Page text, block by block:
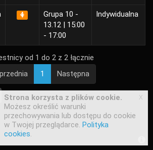
Grupa 10 -
13.12 | 15:00
- 17:00
Indywidualna
od 1 do 2 z 2 łącznie
1 Następna
Strona korzysta z plików cookie.
Możesz określić warunki
przechowywania lub dostępu do cookie
w Twojej przeglądarce. Polityka
cookies.
x